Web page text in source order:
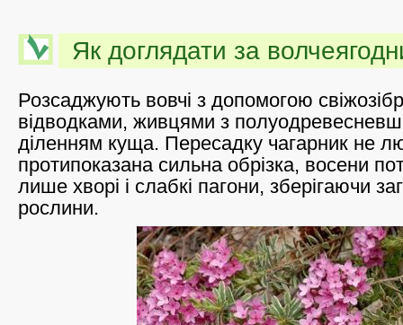
Як доглядати за
Розсаджують вовчі з допомогою
відводками, живцями з
діленням куща. Пересадку чагарник не
протипоказана сильна обрізка, восени
лише хворі і слабкі пагони, зберігаючи
рослини.